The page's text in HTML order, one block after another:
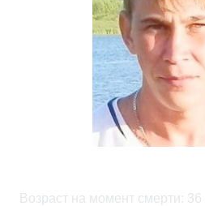
Возраст на момент смерти : 36